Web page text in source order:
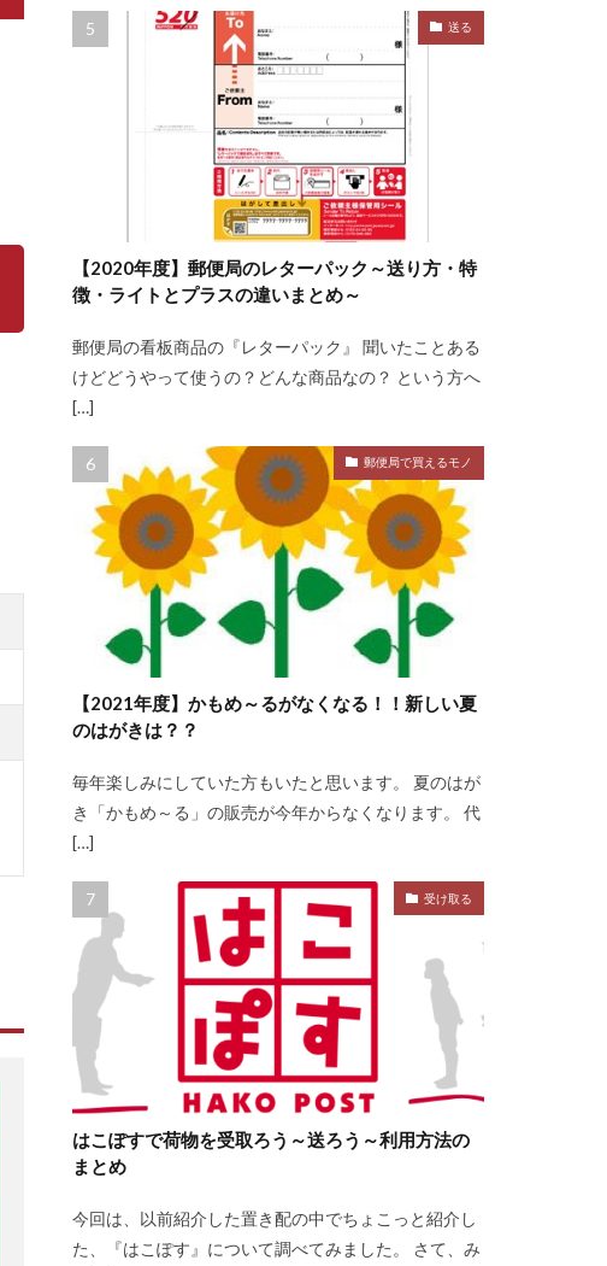
送る
【2020年度】郵便局のレターパック～送り方・特
徴・ライトとプラスの違いまとめ～
郵便局の看板商品の『レターパック』 聞いたことある
けどどうやって使うの？どんな商品なの？ という方へ
[…]
郵便局で買えるモノ
【2021年度】かもめ～るがなくなる！！新しい夏
のはがきは？？
毎年楽しみにしていた方もいたと思います。 夏のはが
き「かもめ～る」の販売が今年からなくなります。 代
[…]
受け取る
はこぽすで荷物を受取ろう～送ろう～利用方法の
まとめ
今回は、以前紹介した置き配の中でちょこっと紹介し
た、『はこぽす』について調べてみました。 さて、み